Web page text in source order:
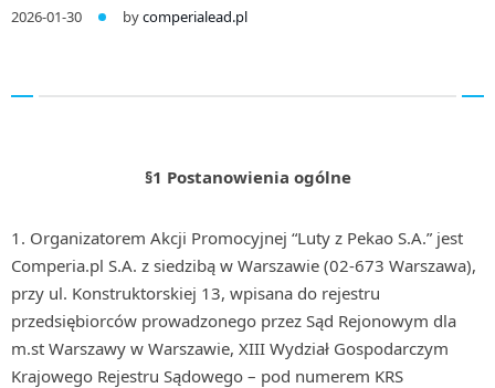
2026-01-30 bycomperialead.pl
§1 Postanowienia ogólne
Organizatorem Akcji Promocyjnej “Luty z Pekao S.A.” jest
Comperia.pl S.A. z siedzibą w Warszawie (02-673 Warszawa),
przy ul. Konstruktorskiej 13, wpisana do rejestru
przedsiębiorców prowadzonego przez Sąd Rejonowym dla
m.st Warszawy w Warszawie, XIII Wydział Gospodarczym
Krajowego Rejestru Sądowego – pod numerem KRS